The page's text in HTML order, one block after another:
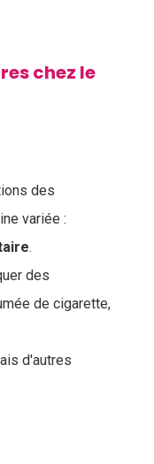
chez le
des
variée :
.
des
de cigarette,
d'autres